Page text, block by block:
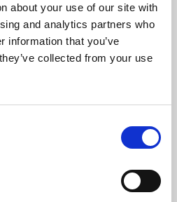
about your use of our site with
and analytics partners who
information that you’ve
collected from your use
condensado modelo Split